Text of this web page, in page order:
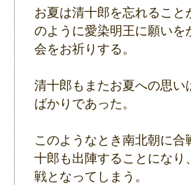
お夏は清十郎を忘れること
のように愛染明王に願いを
会をお祈りする。
清十郎もまたお夏への思い
ばかりであった。
このようなとき南北朝に合
十郎も出陣することになり
戦となってしまう。